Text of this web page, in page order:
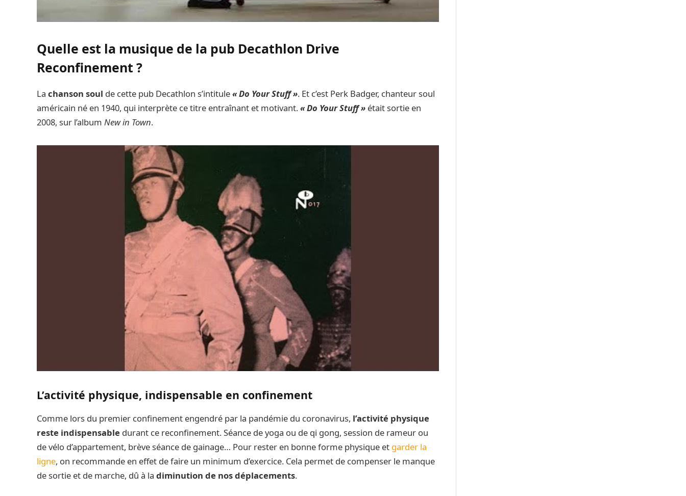
Quelle est la musique de la pub Decathlon Drive
Reconfinement ?
La chanson soul de cette pub Decathlon s’intitule« Do Your Stuff ». Et c’est Perk Badger, chanteur soul
américain né en 1940, qui interprète ce titre entraînant et motivant.« Do Your Stuff » était sortie en
2008, sur l’album New in Town.
L’activité physique, indispensable en confinement
Comme lors du premier confinement engendré par la pandémie du coronavirus, l’activité physique
reste indispensable durant ce reconfinement. Séance de yoga ou de qi gong, session de rameur ou
de vélo d’appartement, brève séance de gainage… Pour rester en bonne forme physique et garder la
ligne, on recommande en effet de faire un minimum d’exercice. Cela permet de compenser le manque
de sortie et de marche, dû à la diminution de nos déplacements.